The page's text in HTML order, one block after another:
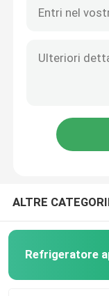
Casa
Prodotti
ALTRE
Refrigeratore